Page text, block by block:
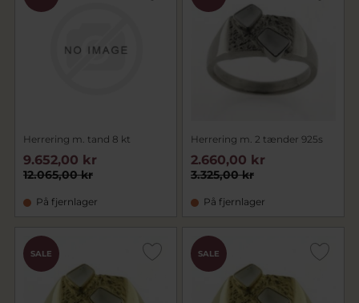
Herrering m. tand 8 kt
12.065,00 kr
9.652,00 kr
På fjernlager
Herrering m. 2 tænder 925s
3.325,00 kr
2.660,00 kr
På fjernlager
SALE SALE